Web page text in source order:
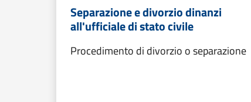
Separazione e divorzio dinanzi
all'ufficiale di stato civile
Procedimento di divorzio o separazione